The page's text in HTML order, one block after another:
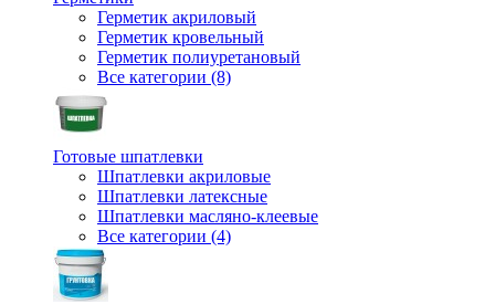
Герметик акриловый
Герметик кровельный
Герметик полиуретановый
Все категории (8)
Готовые шпатлевки
Шпатлевки акриловые
Шпатлевки латексные
Шпатлевки масляно-клеевые
Все категории (4)